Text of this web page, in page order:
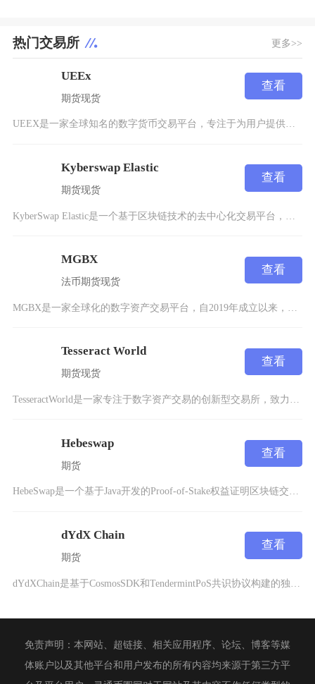
热门交易所 更多>>
UEEx
期货现货
查看
UEEX是一家全球知名的数字货币交易平台，专注于为用户提供安全、高效、便捷的加密货币交易服
Kyberswap Elastic
期货现货
查看
MGBX
法币期货现货
查看
Tesseract World
期货现货
查看
Hebeswap
期货
查看
HebeSwap是一个基于Java开发的Proof-of-Stake权益证明区块链交易所，
dYdX Chain
期货
查看
免责声明：本网站、超链接、相关应用程序、论坛、博客等媒
体账户以及其他平台和用户发布的所有内容均来源于第三方平